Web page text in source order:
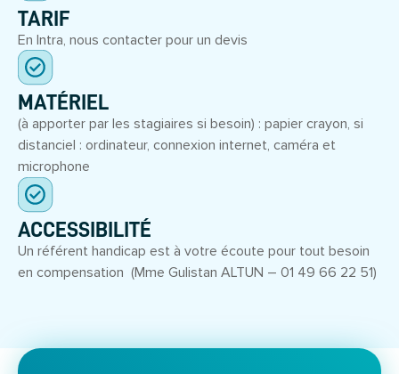
TARIF
En Intra, nous contacter pour un devis
MATÉRIEL
(à apporter par les stagiaires si besoin) : papier crayon, si
distanciel : ordinateur, connexion internet, caméra et
microphone
ACCESSIBILITÉ
Un référent handicap est à votre écoute pour tout besoin
en compensation (Mme Gulistan ALTUN – 01 49 66 22 51)